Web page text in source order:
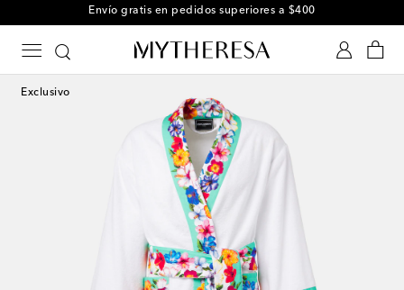
Envío gratis en pedidos superiores a $400
Exclusivo